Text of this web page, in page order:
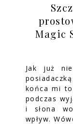
Magic
Jak już
końca mi
podczas
i słona
wpływ.